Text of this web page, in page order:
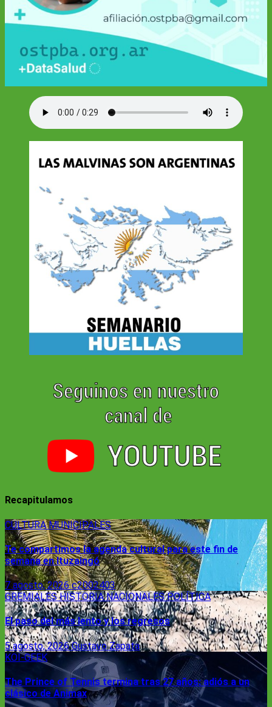
Recapitulamos
CULTURAMUNICIPALES
Te compartimos la agenda cultural para este fin de
semana en Ituzaingó
7 agosto, 2026c2002403
GREMIALESHISTORIANACIONALESPOLÍTICA
El paso del más lento y los regresos
5 agosto, 2026Gustavo Zapata
KOI-GEEK
The Prince of Tennis termina tras 27 años: adiós a un
clásico de Animax